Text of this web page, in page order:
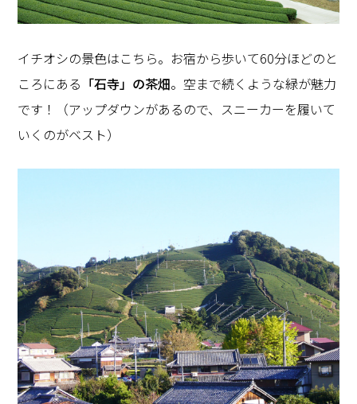
イチオシの景色はこちら。お宿から歩いて60分ほどのと
ころにある 「石寺」の茶畑。空まで続くような緑が魅力
です！（アップダウンがあるので、スニーカーを履いて
いくのがベスト）